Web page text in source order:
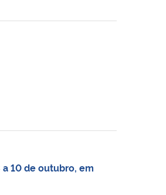
10 de outubro, em